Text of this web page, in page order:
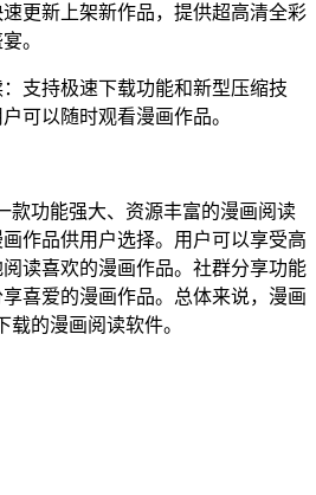
新上架新作品，提供超高清全彩
。
持极速下载功能和新型压缩技
可以随时观看漫画作品。
功能强大、资源丰富的漫画阅读
作品供用户选择。用户可以享受高
读喜欢的漫画作品。社群分享功能
喜爱的漫画作品。总体来说，漫画
载的漫画阅读软件。